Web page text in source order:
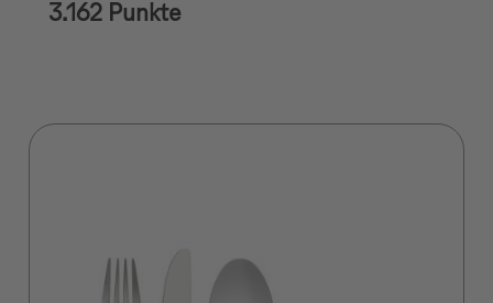
3.162 Punkte